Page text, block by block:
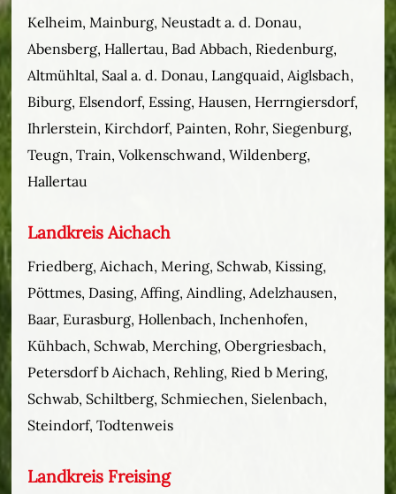
Kelheim, Mainburg, Neustadt a. d. Donau,
Abensberg, Hallertau, Bad Abbach, Riedenburg,
Altmühltal, Saal a. d. Donau, Langquaid, Aiglsbach,
Biburg, Elsendorf, Essing, Hausen, Herrngiersdorf,
Ihrlerstein, Kirchdorf, Painten, Rohr, Siegenburg,
Teugn, Train, Volkenschwand, Wildenberg,
Hallertau
Landkreis Aichach
Friedberg, Aichach, Mering, Schwab, Kissing,
Pöttmes, Dasing, Affing, Aindling, Adelzhausen,
Baar, Eurasburg, Hollenbach, Inchenhofen,
Kühbach, Schwab, Merching, Obergriesbach,
Petersdorf b Aichach, Rehling, Ried b Mering,
Schwab, Schiltberg, Schmiechen, Sielenbach,
Steindorf, Todtenweis
Landkreis Freising